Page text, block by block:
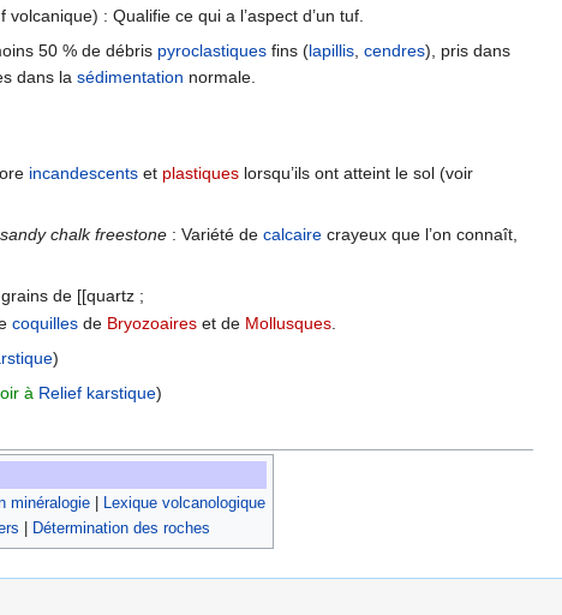
volcanique) : Qualifie ce qui a l’aspect d’un tuf.
50 % de débris pyroclastiques fins (lapillis cendres), pris dans
dans la sédimentation normale.
incandescents et plastiques lorsqu’ils ont atteint le sol (voir
chalk freestone : Variété de calcaire crayeux que l’on connaît,
de [[quartz ;
coquilles de Bryozoaires et de Mollusques.
)
à Relief karstique)
minéralogie
Lexique volcanologique
Détermination des roches